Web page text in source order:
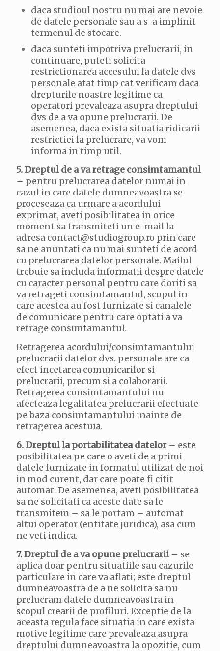
daca studioul nostru nu mai are nevoie
de datele personale sau a s-a implinit
termenul de stocare.
daca sunteti impotriva prelucrarii, in
continuare, puteti solicita
restrictionarea accesului la datele dvs
personale atat timp cat verificam daca
drepturile noastre legitime ca
operatori prevaleaza asupra dreptului
dvs de a va opune prelucrarii. De
asemenea, daca exista situatia ridicarii
restrictiei la prelucrare, va vom
informa in timp util.
5. Dreptul de a va retrage consimtamantul
– pentru prelucrarea datelor numai in
cazul in care datele dumneavoastra se
proceseaza ca urmare a acordului
exprimat, aveti posibilitatea in orice
moment sa transmiteti un e-mail la
adresa contact@studiogroup.ro prin care
sa ne anuntati ca nu mai sunteti de acord
cu prelucrarea datelor personale. Mailul
trebuie sa includa informatii despre datele
cu caracter personal pentru care doriti sa
va retrageti consimtamantul, scopul in
care acestea au fost furnizate si canalele
de comunicare pentru care optati a va
retrage consimtamantul.
Retragerea acordului/consimtamantului
prelucrarii datelor dvs. personale are ca
efect incetarea comunicarilor si
prelucrarii, precum si a colaborarii.
Retragerea consimtamantului nu
afecteaza legalitatea prelucrarii efectuate
pe baza consimtamantului inainte de
retragerea acestuia.
6. Dreptul la portabilitatea datelor– este
posibilitatea pe care o aveti de a primi
datele furnizate in formatul utilizat de noi
in mod curent, dar care poate fi citit
automat. De asemenea, aveti posibilitatea
sa ne solicitati ca aceste date sa le
transmitem – sa le portam – automat
altui operator (entitate juridica), asa cum
ne veti indica.
7. Dreptul de a va opune prelucrarii– se
aplica doar pentru situatiile sau cazurile
particulare in care va aflati; este dreptul
dumneavoastra de a ne solicita sa nu
prelucram datele dumneavoastra in
scopul crearii de profiluri. Exceptie de la
aceasta regula face situatia in care exista
motive legitime care prevaleaza asupra
dreptului dumneavoastra la opozitie, cum